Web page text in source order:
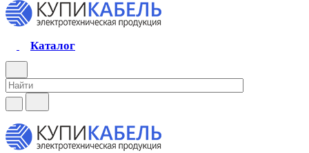
Каталог